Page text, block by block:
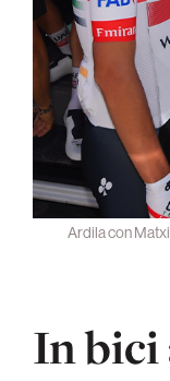
Ardila con
In bici